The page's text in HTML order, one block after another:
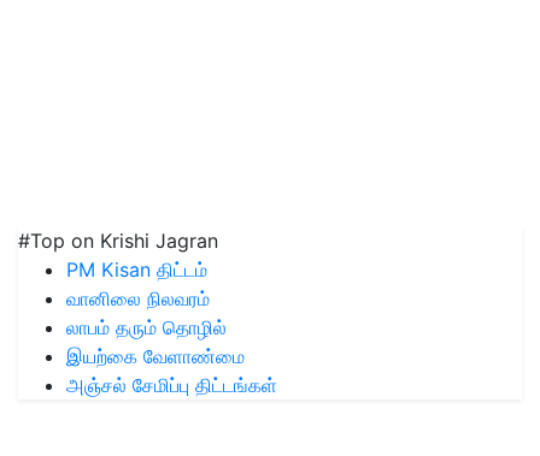
#Top on Krishi Jagran
PM Kisan திட்டம்
வானிலை நிலவரம்
லாபம் தரும் தொழில்
இயற்கை வேளாண்மை
அஞ்சல் சேமிப்பு திட்டங்கள்